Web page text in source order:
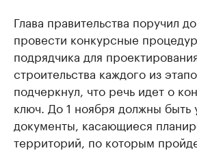
Глава правительства поручил
провести конкурсные
подрядчика для
строительства каждого из
подчеркнул, что речь идет о
ключ. До 1 ноября должны быть
документы, касающиеся
территорий, по которым